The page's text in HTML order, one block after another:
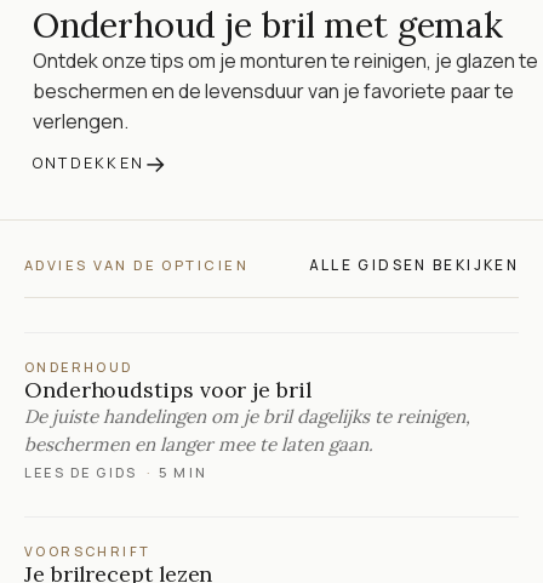
Onderhoud je bril met gemak
Ontdek onze tips om je monturen te reinigen, je glazen te
beschermen en de levensduur van je favoriete paar te
verlengen.
ONTDEKKEN →
ADVIES VAN DE OPTICIEN ALLE GIDSEN BEKIJKEN
ONDERHOUD
Onderhoudstips voor je bril
De juiste handelingen om je bril dagelijks te reinigen,
beschermen en langer mee te laten gaan.
LEES DE GIDS · 5 MIN
VOORSCHRIFT
Je brilrecept lezen